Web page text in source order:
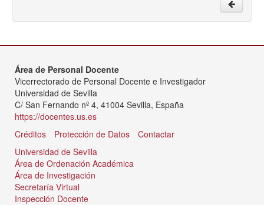
Acción Social
Área de Personal Docente
Vicerrectorado de Personal Docente e Investigador
Universidad de Sevilla
C/ San Fernando nº 4, 41004 Sevilla, España
https://docentes.us.es
Créditos
Protección de Datos
Contactar
Universidad de Sevilla
Área de Ordenación Académica
Área de Investigación
Secretaría Virtual
Inspección Docente